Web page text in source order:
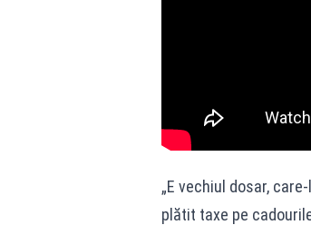
„E vechiul dosar,
plătit taxe pe